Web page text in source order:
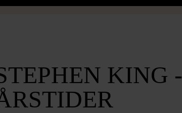
KING -